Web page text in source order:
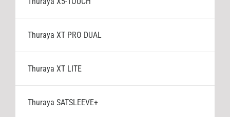
Thuraya XT PRO DUAL
Thuraya XT LITE
Thuraya SATSLEEVE+